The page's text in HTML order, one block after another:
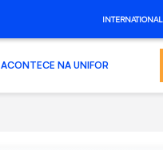
INTERNATIONAL
ACONTECE NA UNIFOR